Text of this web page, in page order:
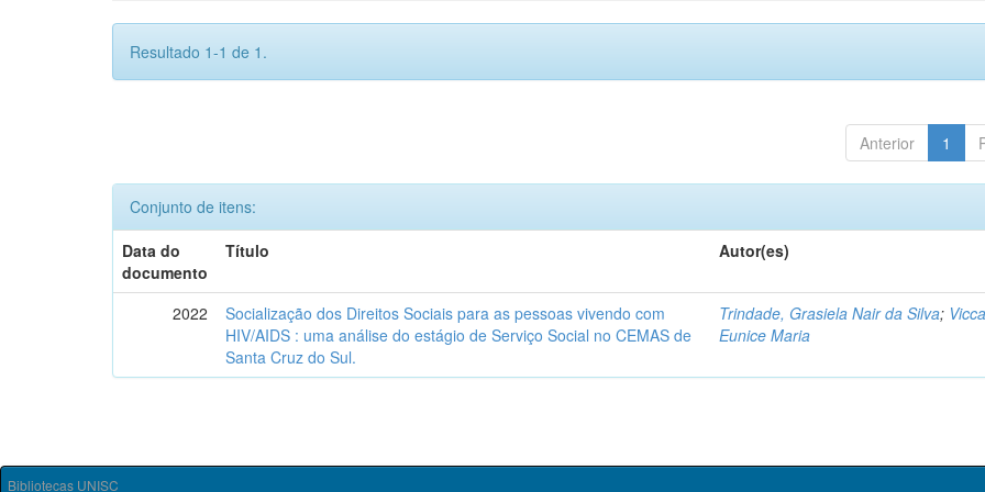
Resultado 1-1 de 1.
Anterior 1
Conjunto de itens:
Data do
documento
Título Autor(es)
2022
Socialização dos Direitos Sociais para as pessoas vivendo com
HIV/AIDS : uma análise do estágio de Serviço Social no CEMAS de
Santa Cruz do Sul.
Trindade, Grasiela Nair da Silva;
Eunice Maria
Bibliotecas UNISC